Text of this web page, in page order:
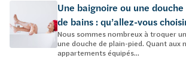
Une baignoire ou une
de bains : qu’allez-vous
Nous sommes nombreux à troquer
une douche de plain-pied. Quant aux
appartements équipés...